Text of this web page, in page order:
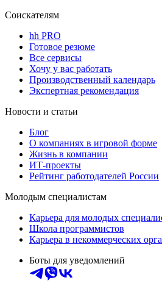
Соискателям
hh PRO
Готовое резюме
Все сервисы
Хочу у вас работать
Производственный календарь
Экспертная рекомендация
Новости и статьи
Блог
О компаниях в игровой форме
Жизнь в компании
ИТ-проекты
Рейтинг работодателей России
Молодым специалистам
Карьера для молодых
Школа программистов
Карьера в некоммерческих
Боты для уведомлений